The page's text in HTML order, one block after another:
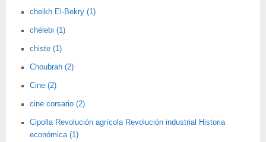
cheikh El-Bekry (1)
chélebi (1)
chiste (1)
Choubrah (2)
Cine (2)
cine corsario (2)
Cipolla Revolución agrícola Revolución industrial Historia
económica (1)